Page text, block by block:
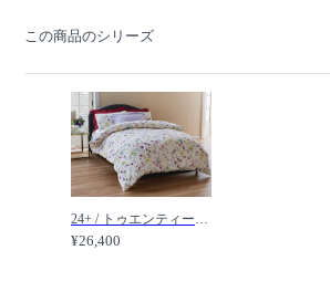
この商品のシリーズ
24+ / トゥエンティーフォープラス 掛けふとんカバー TF4602 / nishikawa / ニシカワ
¥26,400